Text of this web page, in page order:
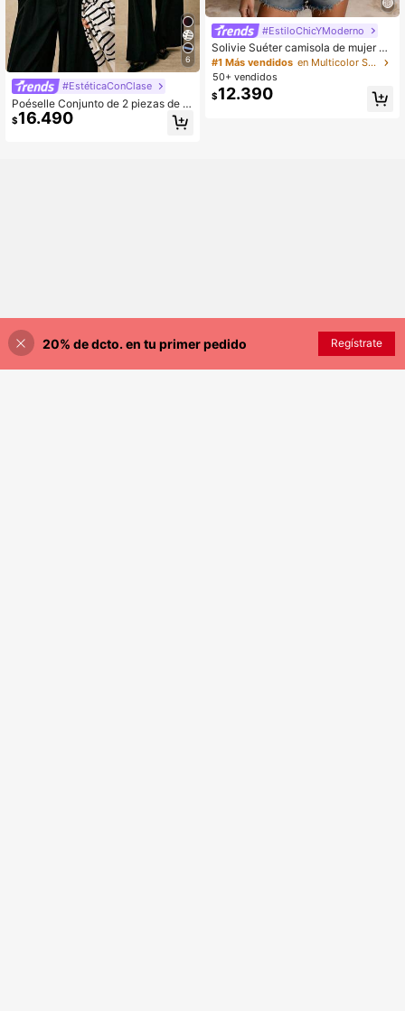
6
#EstéticaConClase
Poéselle Conjunto de 2 piezas de c
árdigan casual de rayas y top de pu
nto para mujer, para primavera/otoñ
$16.490
#EstiloChicYModerno
Solivie Suéter camisola de mujer pa
ra vacaciones casual con bloques d
e color y rayas, hombros descubiert
os
#1 Más vendidos
en Multicolor Suéteres de mujer
50+ vendidos
$12.390
¡30% DE DESCUENTO! AÑADIR A LA BOLSA
20% de dcto. en tu primer pedido Regístrate